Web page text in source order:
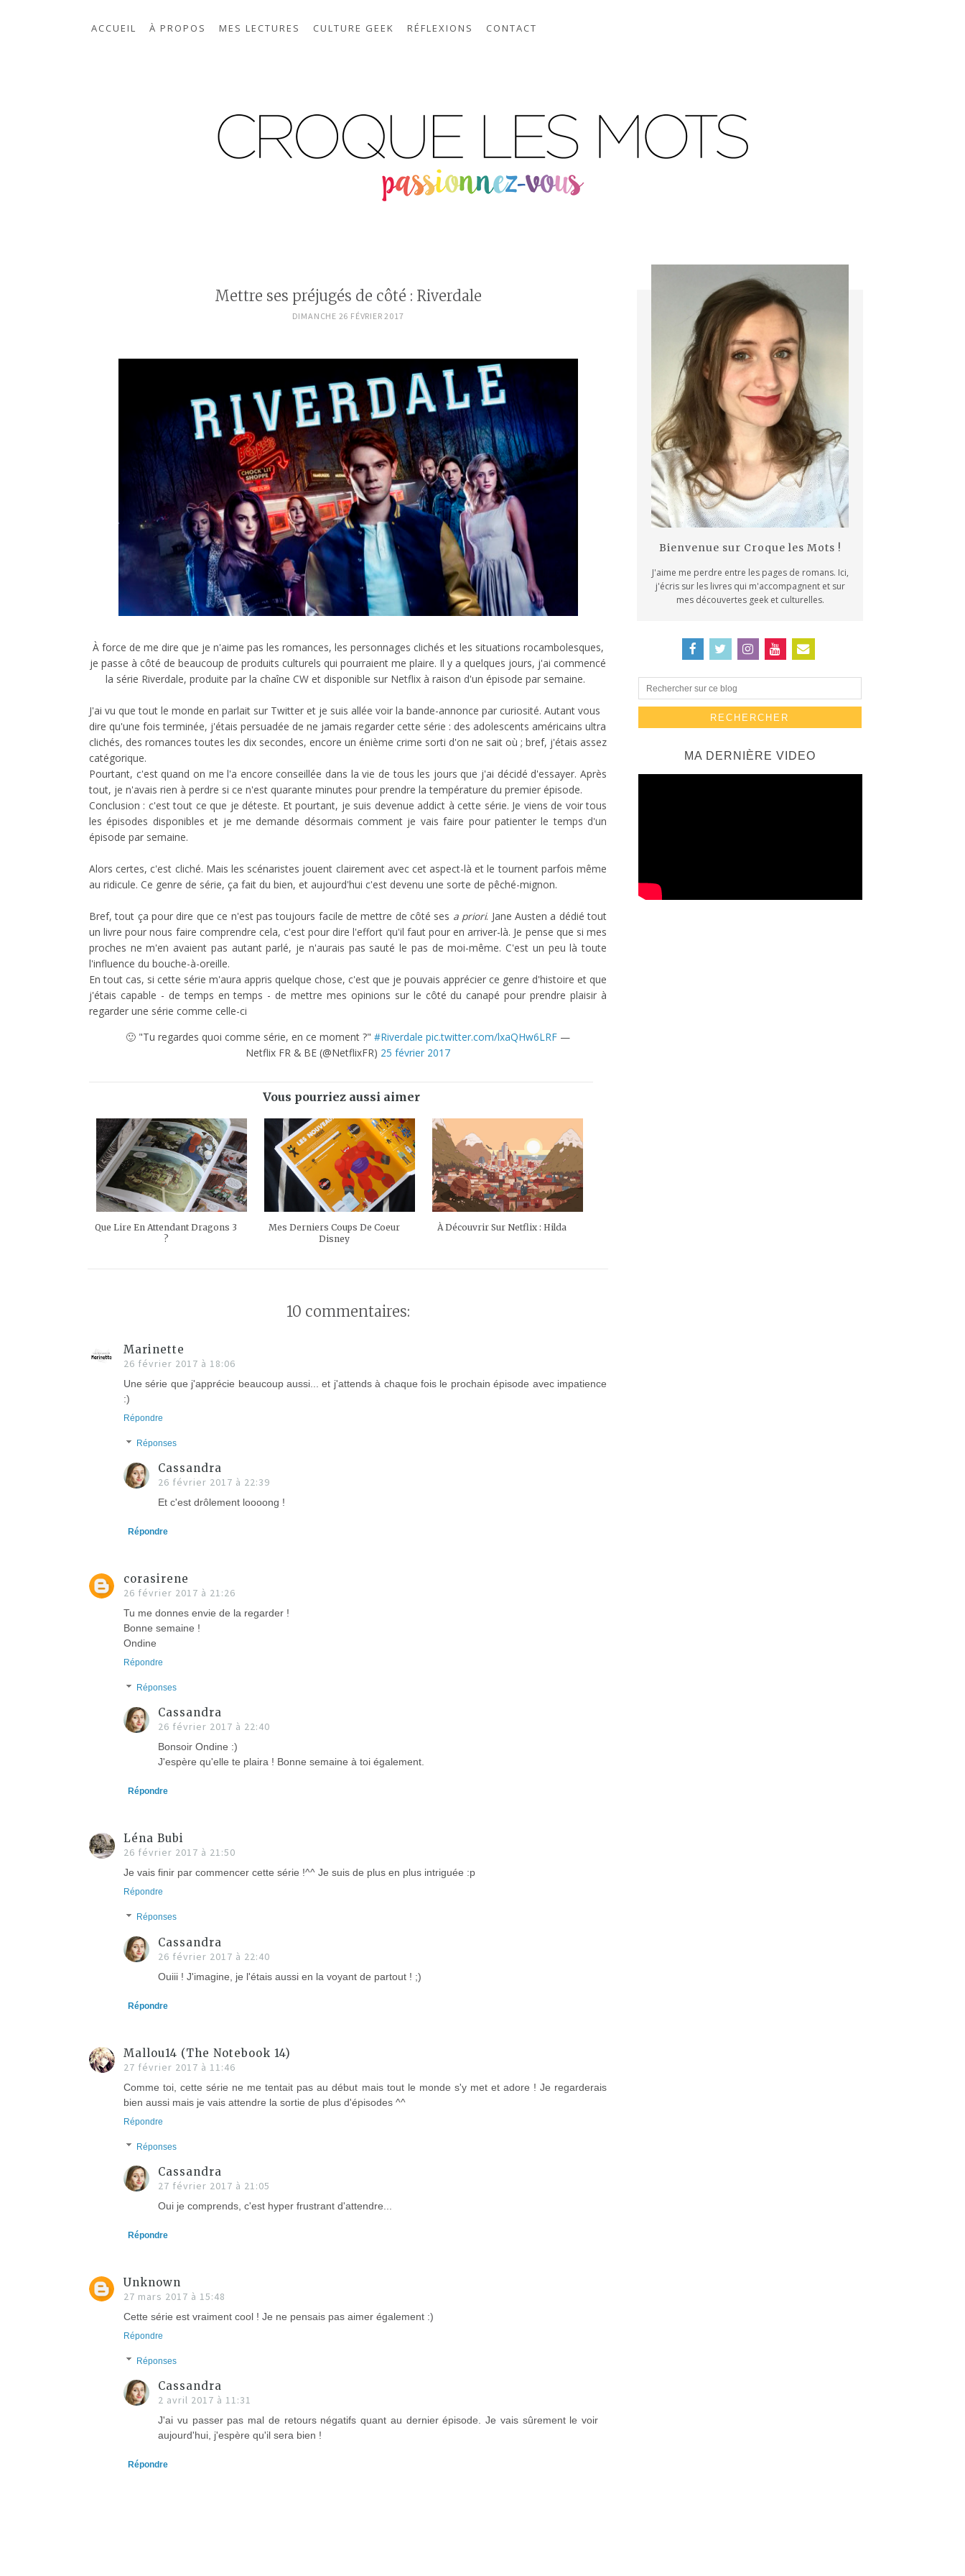
ACCUEIL À PROPOS MES LECTURES CULTURE GEEK RÉFLEXIONS CONTACT
Mettre ses préjugés de côté : Riverdale
DIMANCHE 26 FÉVRIER 2017
À force de me dire que je n'aime pas les romances, les personnages clichés et les situations rocambolesques,
je passe à côté de beaucoup de produits culturels qui pourraient me plaire. Il y a quelques jours, j'ai commencé
la série Riverdale, produite par la chaîne CW et disponible sur Netflix à raison d'un épisode par semaine.
J'ai vu que tout le monde en parlait sur Twitter et je suis allée voir la bande-annonce par curiosité. Autant vous
dire qu'une fois terminée, j'étais persuadée de ne jamais regarder cette série : des adolescents américains ultra
clichés, des romances toutes les dix secondes, encore un énième crime sorti d'on ne sait où ; bref, j'étais assez
catégorique.
Pourtant, c'est quand on me l'a encore conseillée dans la vie de tous les jours que j'ai décidé d'essayer. Après
tout, je n'avais rien à perdre si ce n'est quarante minutes pour prendre la température du premier épisode.
Conclusion : c'est tout ce que je déteste. Et pourtant, je suis devenue addict à cette série. Je viens de voir tous
les épisodes disponibles et je me demande désormais comment je vais faire pour patienter le temps d'un
épisode par semaine.
Alors certes, c'est cliché. Mais les scénaristes jouent clairement avec cet aspect-là et le tournent parfois même
au ridicule. Ce genre de série, ça fait du bien, et aujourd'hui c'est devenu une sorte de pêché-mignon.
Bref, tout ça pour dire que ce n'est pas toujours facile de mettre de côté ses a priori. Jane Austen a dédié tout
un livre pour nous faire comprendre cela, c'est pour dire l'effort qu'il faut pour en arriver-là. Je pense que si mes
proches ne m'en avaient pas autant parlé, je n'aurais pas sauté le pas de moi-même. C'est un peu là toute
l'influence du bouche-à-oreille.
En tout cas, si cette série m'aura appris quelque chose, c'est que je pouvais apprécier ce genre d'histoire et que
j'étais capable - de temps en temps - de mettre mes opinions sur le côté du canapé pour prendre plaisir à
regarder une série comme celle-ci
🙂 "Tu regardes quoi comme série, en ce moment ?" #Riverdale pic.twitter.com/lxaQHw6LRF —
Netflix FR & BE (@NetflixFR) 25 février 2017
Vous pourriez aussi aimer
Que Lire En Attendant Dragons 3
?
Mes Derniers Coups De Coeur
Disney
À Découvrir Sur Netflix : Hilda
10 commentaires:
Marinette
26 février 2017 à 18:06
Une série que j'apprécie beaucoup aussi... et j'attends à chaque fois le prochain épisode avec impatience
:)
Répondre
Réponses
Cassandra
26 février 2017 à 22:39
Et c'est drôlement loooong !
Répondre
corasirene
26 février 2017 à 21:26
Tu me donnes envie de la regarder !
Bonne semaine !
Ondine
Répondre
Réponses
Cassandra
26 février 2017 à 22:40
Bonsoir Ondine :)
J'espère qu'elle te plaira ! Bonne semaine à toi également.
Répondre
Léna Bubi
26 février 2017 à 21:50
Je vais finir par commencer cette série !^^ Je suis de plus en plus intriguée :p
Répondre
Réponses
Cassandra
26 février 2017 à 22:40
Ouiii ! J'imagine, je l'étais aussi en la voyant de partout ! ;)
Répondre
Mallou14 (The Notebook 14)
27 février 2017 à 11:46
Comme toi, cette série ne me tentait pas au début mais tout le monde s'y met et adore ! Je regarderais
bien aussi mais je vais attendre la sortie de plus d'épisodes ^^
Répondre
Réponses
Cassandra
27 février 2017 à 21:05
Oui je comprends, c'est hyper frustrant d'attendre...
Répondre
Unknown
27 mars 2017 à 15:48
Cette série est vraiment cool ! Je ne pensais pas aimer également :)
Répondre
Réponses
Cassandra
2 avril 2017 à 11:31
J'ai vu passer pas mal de retours négatifs quant au dernier épisode. Je vais sûrement le voir
aujourd'hui, j'espère qu'il sera bien !
Répondre
Bienvenue sur Croque les Mots !
J'aime me perdre entre les pages de romans. Ici,
j'écris sur les livres qui m'accompagnent et sur
mes découvertes geek et culturelles.
MA DERNIÈRE VIDEO